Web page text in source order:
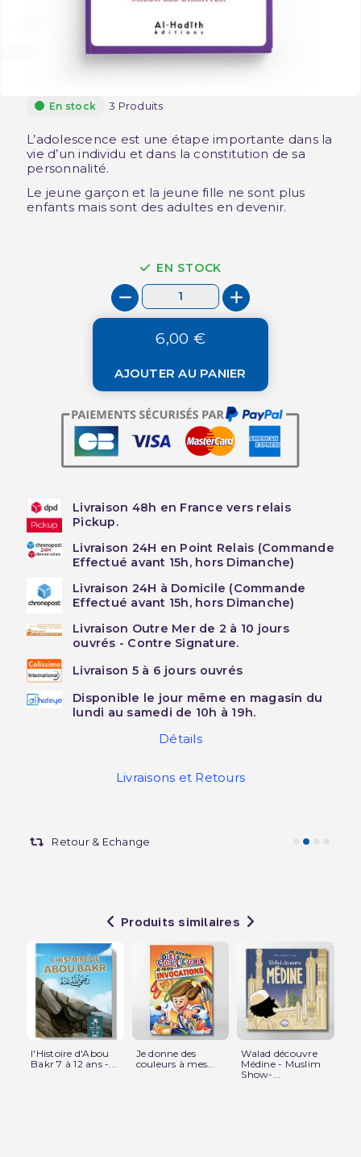
En stock 3 Produits
L’adolescence est une étape importante dans la
vie d’un individu et dans la constitution de sa
personnalité.
Le jeune garçon et la jeune fille ne sont plus
enfants mais sont des adultes en devenir.
EN STOCK
6,00 €
AJOUTER AU PANIER
Livraison 48h en France vers relais
Pickup.
Livraison 24H en Point Relais (Commande
Effectué avant 15h, hors Dimanche)
Livraison 24H à Domicile (Commande
Effectué avant 15h, hors Dimanche)
Livraison Outre Mer de 2 à 10 jours
ouvrés - Contre Signature.
Livraison 5 à 6 jours ouvrés
Disponible le jour même en magasin du
lundi au samedi de 10h à 19h.
Détails
Livraisons et Retours
Retour & Echange
Produits similaires
l'Histoire d'Abou
Bakr 7 à 12 ans -...
Je donne des
couleurs à mes...
Walad découvre
Médine - Muslim
Show-...